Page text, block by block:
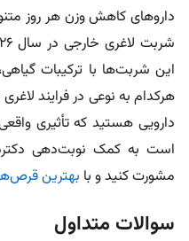
داروهای کاهش وزن هر روز
این شربت‌ها با ترکیبات
هرکدام به نوعی در فرایند
دارویی هستید که تأثیری
است به کمک نوبت‌دهی
مشورت کنید و با بهترین
سوالات متداول